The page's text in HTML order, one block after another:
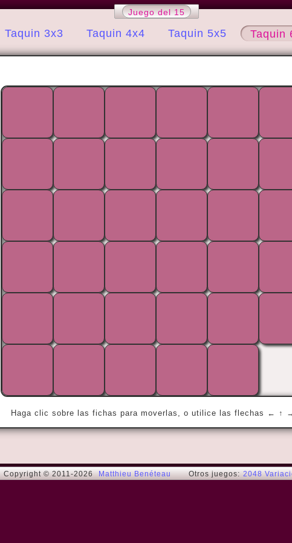
Juego del 15
Taquin 3x3 Taquin 4x4 Taquin 5x5 Taquin
Haga clic sobre las fichas para moverlas, o utilice las flechas ← ↑
peace... »
Copyright © 2011-2026 Matthieu Benéteau Otros juegos: 2048